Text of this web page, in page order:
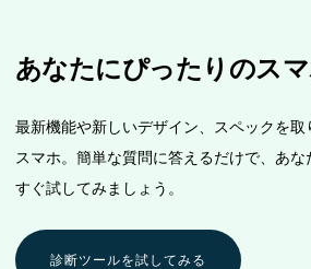
あなたにぴったりのス
最新機能や新しいデザイン、スペックを
スマホ。簡単な質問に答えるだけで、あ
すぐ試してみましょう。
診断ツールを試してみる